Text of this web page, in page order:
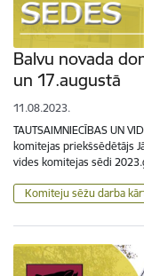
Balvu novada
un 17.augustā
11.08.2023.
TAUTSAIMNIECĪBAS UN
komitejas priekšsēdētājs
vides komitejas sēdi
Komiteju sēžu darba